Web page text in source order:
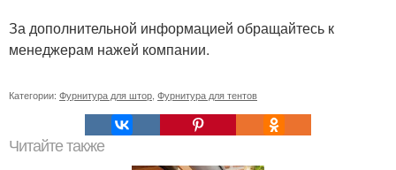
За дополнительной информацией обращайтесь к
менеджерам нажей компании.
Категории: Фурнитура для штор Фурнитура для тентов
Читайте также